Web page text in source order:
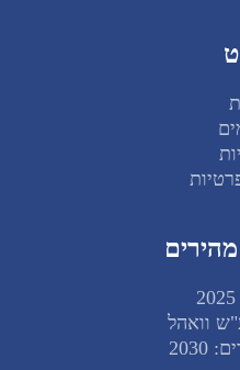
וואהל